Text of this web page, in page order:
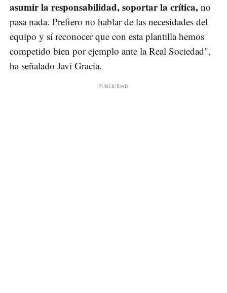
asumir la responsabilidad, soportar la crítica, no
pasa nada. Prefiero no hablar de las necesidades del
equipo y sí reconocer que con esta plantilla hemos
competido bien por ejemplo ante la Real Sociedad",
ha señalado Javi Gracia.